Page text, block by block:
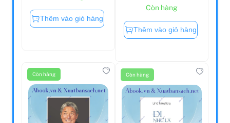
Thêm vào giỏ hàng
Còn hàng
Thêm vào giỏ hàng
Còn hàng Còn hàng